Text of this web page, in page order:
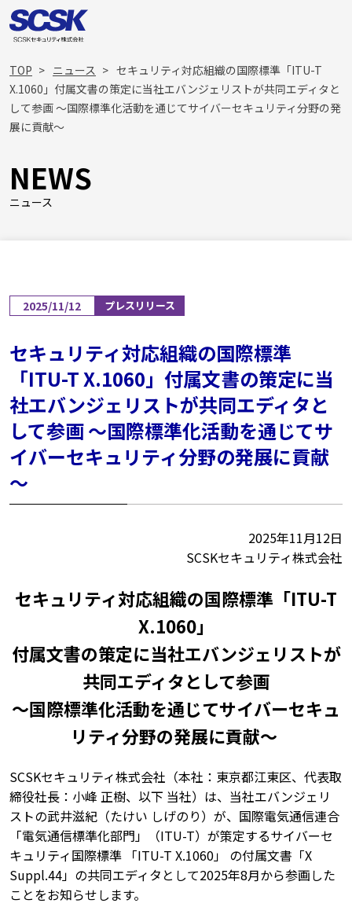
TOP ニュース
セキュリティ対応組織の国際標準「ITU-T
X.1060」付属文書の策定に当社エバンジェリストが共同エディタと
して参画 ～国際標準化活動を通じてサイバーセキュリティ分野の発
展に貢献～
NEWS
ニュース
2025/11/12 プレスリリース
セキュリティ対応組織の国際標準
「ITU-T X.1060」付属文書の策定に当
社エバンジェリストが共同エディタと
して参画 ～国際標準化活動を通じてサ
イバーセキュリティ分野の発展に貢献
～
2025年11月12日
SCSKセキュリティ株式会社
セキュリティ対応組織の国際標準「ITU-T
X.1060」
付属文書の策定に当社エバンジェリストが
共同エディタとして参画
～国際標準化活動を通じてサイバーセキュ
リティ分野の発展に貢献～
SCSKセキュリティ株式会社（本社：東京都江東区、代表取
締役社長：小峰 正樹、以下 当社）は、当社エバンジェリ
ストの武井滋紀（たけい しげのり）が、国際電気通信連合
「電気通信標準化部門」（ITU-T）が策定するサイバーセ
キュリティ国際標準 「ITU-T X.1060」 の付属文書「X
Suppl.44」の共同エディタとして2025年8月から参画した
ことをお知らせします。